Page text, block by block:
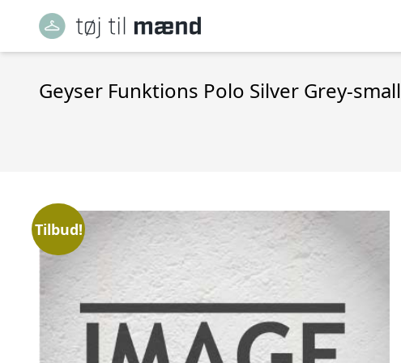
Geyser Funktions Polo Silver Grey-small
Tilbud!